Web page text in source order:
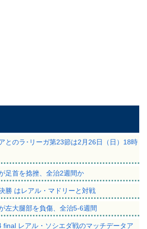
とのラ･リーガ第23節は2月26日（日）18時
足首を捻挫、全治2週間か
勝 はレアル・マドリーと対戦
左大腿部を負傷、全治5-6週間
final レアル・ソシエダ戦のマッチデータア